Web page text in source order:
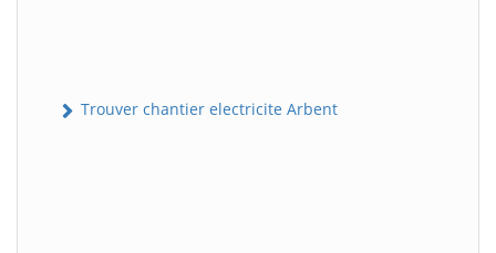
Trouver chantier electricite Arbent